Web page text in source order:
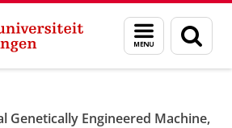
Menu
en
zoeken
Genetically Engineered Machine,